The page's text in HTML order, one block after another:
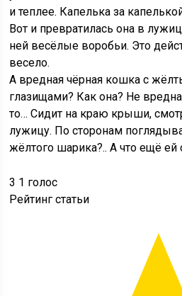
и теплее. Капелька за
Вот и превратилась она в
ней весёлые воробьи. Это
весело.
А вредная чёрная кошка с
глазищами? Как она? Не
то… Сидит на краю крыши,
лужицу. По сторонам
жёлтого шарика?.. А что ещё ей
3 1 голос
Рейтинг статьи